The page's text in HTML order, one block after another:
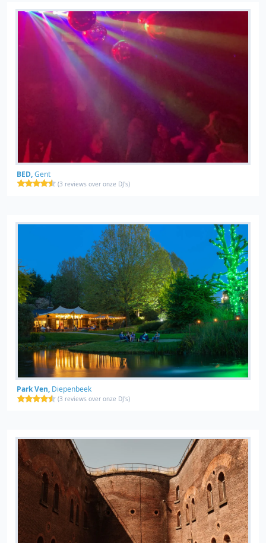
BED,Gent
(3 reviews over onze DJ's)
Park Ven, Diepenbeek
(3 reviews over onze DJ's)